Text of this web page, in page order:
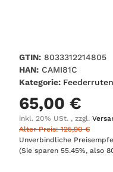
GTIN: 8033312214805
HAN: CAMI81C
Kategorie: Feederruten
65,00 €
inkl. 20% USt. , zzgl.
Alter Preis: 125,90 €
Unverbindliche
(Sie sparen 55.45%, also